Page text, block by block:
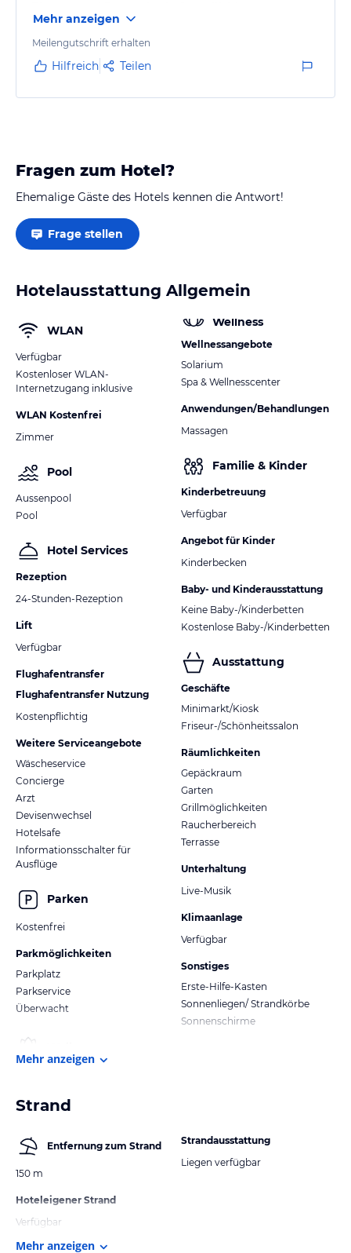
Mehr anzeigen
Meilengutschrift erhalten
Hilfreich Teilen
Fragen zum Hotel?
Ehemalige Gäste des Hotels kennen die Antwort!
Frage stellen
Hotelausstattung Allgemein
WLAN
Verfügbar
Kostenloser WLAN-
Internetzugang inklusive
WLAN Kostenfrei
Zimmer
Pool
Aussenpool
Pool
Hotel Services
Rezeption
24-Stunden-Rezeption
Lift
Verfügbar
Flughafentransfer
Flughafentransfer Nutzung
Kostenpflichtig
Weitere Serviceangebote
Wäscheservice
Concierge
Arzt
Devisenwechsel
Hotelsafe
Informationsschalter für
Ausflüge
Parken
Kostenfrei
Parkmöglichkeiten
Parkplatz
Parkservice
Überwacht
Wellness
Wellnessangebote
Solarium
Spa & Wellnesscenter
Anwendungen/Behandlungen
Massagen
Familie & Kinder
Kinderbetreuung
Verfügbar
Angebot für Kinder
Kinderbecken
Baby- und Kinderausstattung
Keine Baby-/Kinderbetten
Kostenlose Baby-/Kinderbetten
Ausstattung
Geschäfte
Minimarkt/Kiosk
Friseur-/Schönheitssalon
Räumlichkeiten
Gepäckraum
Garten
Grillmöglichkeiten
Raucherbereich
Terrasse
Unterhaltung
Live-Musik
Klimaanlage
Verfügbar
Sonstiges
Erste-Hilfe-Kasten
Sonnenliegen/ Strandkörbe
Sonnenschirme
Mehr anzeigen
Strand
Entfernung zum Strand
150 m
Hoteleigener Strand
Verfügbar
Strandausstattung
Liegen verfügbar
Mehr anzeigen